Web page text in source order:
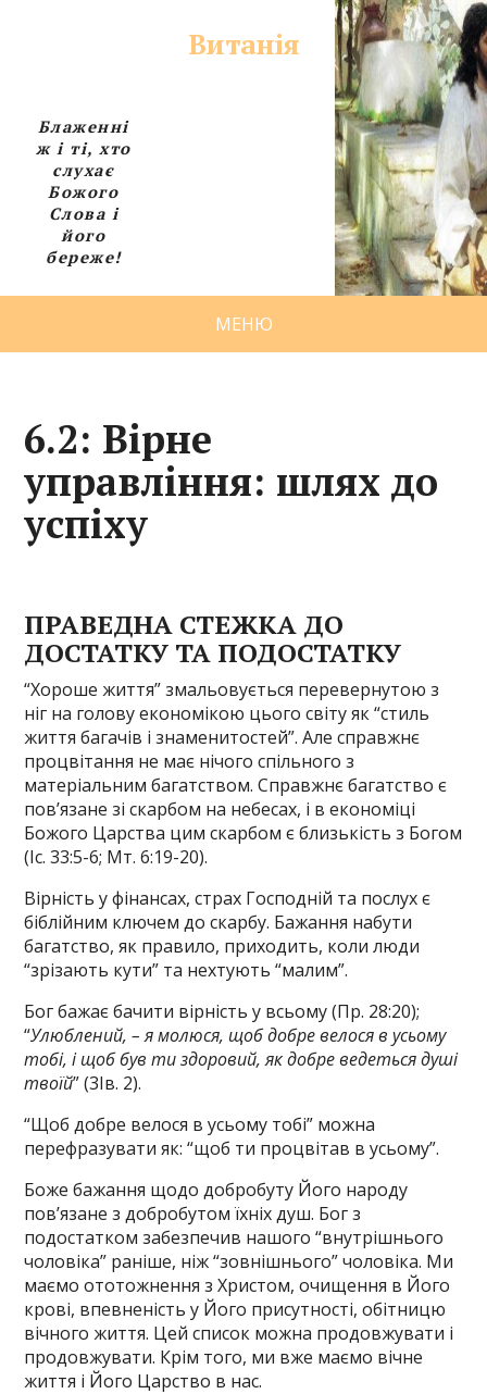
Витанія
Блаженні
ж і ті, хто
слухає
Божого
Слова і
його
береже!
МЕНЮ
6.2: Вірне
управління: шлях до
успіху
ПРАВЕДНА СТЕЖКА ДО
ДОСТАТКУ ТА ПОДОСТАТКУ
“Хороше життя” змальовується перевернутою з
ніг на голову економікою цього світу як “стиль
життя багачів і знаменитостей”. Але справжнє
процвітання не має нічого спільного з
матеріальним багатством. Справжнє багатство є
пов’язане зі скарбом на небесах, і в економіці
Божого Царства цим скарбом є близькість з Богом
(Іс. 33:5-6; Мт. 6:19-20).
Вірність у фінансах, страх Господній та послух є
біблійним ключем до скарбу. Бажання набути
багатство, як правило, приходить, коли люди
“зрізають кути” та нехтують “малим”.
Бог бажає бачити вірність у всьому (Пр. 28:20);
“Улюблений, – я молюся, щоб добре велося в усьому
тобі, і щоб був ти здоровий, як добре ведеться душі
твоїй” (3Ів. 2).
“Щоб добре велося в усьому тобі” можна
перефразувати як: “щоб ти процвітав в усьому”.
Боже бажання щодо добробуту Його народу
пов’язане з добробутом їхніх душ. Бог з
подостатком забезпечив нашого “внутрішнього
чоловіка” раніше, ніж “зовнішнього” чоловіка. Ми
маємо ототожнення з Христом, очищення в Його
крові, впевненість у Його присутності, обітницю
вічного життя. Цей список можна продовжувати і
продовжувати. Крім того, ми вже маємо вічне
життя і Його Царство в нас.